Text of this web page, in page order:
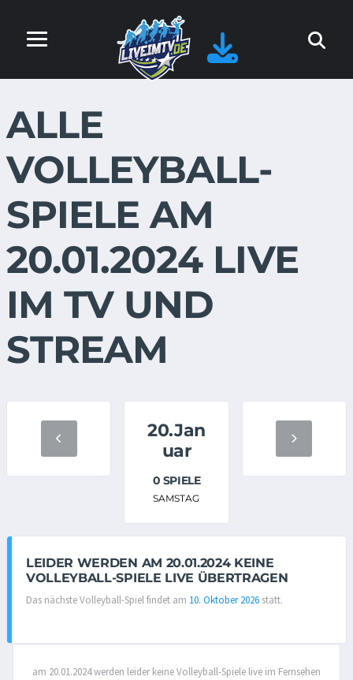
ALLE
VOLLEYBALL-
SPIELE AM
20.01.2024 LIVE
IM TV UND
STREAM
20.Jan
uar
0 SPIELE
SAMSTAG
LEIDER WERDEN AM 20.01.2024 KEINE
VOLLEYBALL-SPIELE LIVE ÜBERTRAGEN
Das nächste Volleyball-Spiel findet am 10. Oktober 2026 statt.
am 20.01.2024 werden leider keine Volleyball-Spiele live im Fernsehen